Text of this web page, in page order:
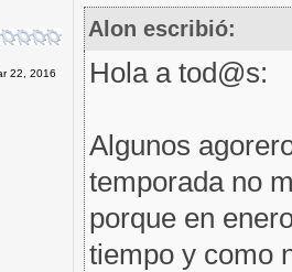
22, 2016
Alon escribió:
Hola a tod@s:
Algunos
temporada no
porque en
tiempo y como